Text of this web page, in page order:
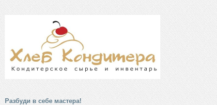
Разбуди в себе мастера!